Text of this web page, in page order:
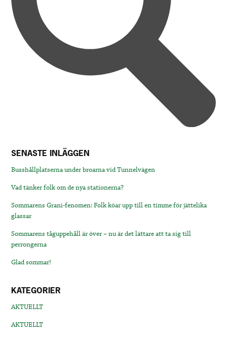
SENASTE INLÄGGEN
Busshållplatserna under broarna vid Tunnelvägen
Vad tänker folk om de nya stationerna?
Sommarens Grani-fenomen: Folk köar upp till en timme för jättelika
glassar
Sommarens tåguppehåll är över – nu är det lättare att ta sig till
perrongerna
Glad sommar!
KATEGORIER
AKTUELLT
AKTUELLT